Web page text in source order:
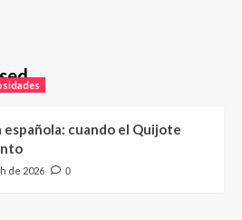
cuando el Quijote
de 2026 0